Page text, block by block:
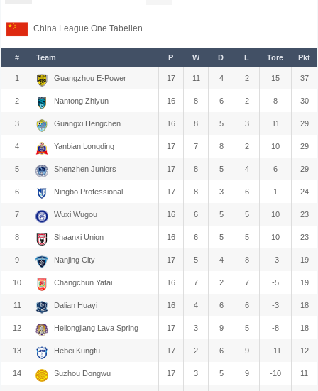
China League One Tabellen
# Team P W D L Tore Pkt
1 Guangzhou E-Power 17 11 4 2 15 37
2 Nantong Zhiyun 16 8 6 2 8 30
3 Guangxi Hengchen 16 8 5 3 11 29
4 Yanbian Longding 17 7 8 2 10 29
5 Shenzhen Juniors 17 8 5 4 6 29
6 Ningbo Professional 17 8 3 6 1 24
7 Wuxi Wugou 16 6 5 5 10 23
8 Shaanxi Union 16 6 5 5 10 23
9 Nanjing City 17 5 4 8 -3 19
10 Changchun Yatai 16 7 2 7 -5 19
11 Dalian Huayi 16 4 6 6 -3 18
12 Heilongjiang Lava Spring 17 3 9 5 -8 18
13 Hebei Kungfu 17 2 6 9 -11 12
14 Suzhou Dongwu 17 3 5 9 -10 11